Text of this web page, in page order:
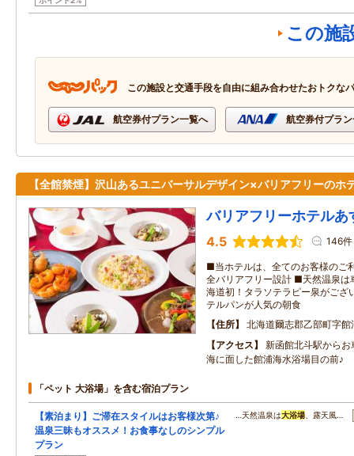
この施
この施設と交通手段を自由に組み合わせたおトクな
航空券付プラン一覧へ 航空券付プラ
【全館禁煙】沢山あるユニバーサルデザイン×バリアフリーのホ
バリアフリーホテルあ
4.5 146件
■当ホテルは、全てのお客様のご
全バリアフリー設計 ■天然温泉
海道初！タラソテラピー泉がご
テルパンが人気の朝食
住所
北海道爾志郡乙部町字
アクセス
新函館北斗駅から
海に面した館浦海水浴場目の前♪
「ペット 大浴場」を含む宿泊プラン
【素泊まり】ご滞在スタイルはお客様次第♪
温泉三昧もオススメ！お食事なしのシンプル
プラン
…天然温泉は大浴場 、露天風…